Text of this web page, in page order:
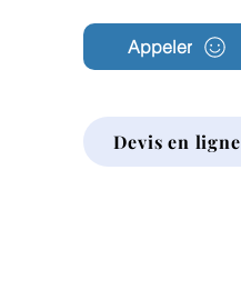
Appeler
Devis en ligne